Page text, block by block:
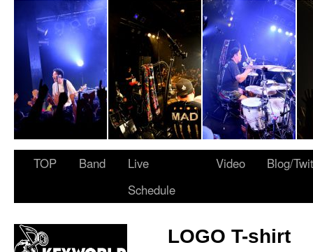
TOP Band
Live
Schedule
Video Blog/
LOGO T-shirt